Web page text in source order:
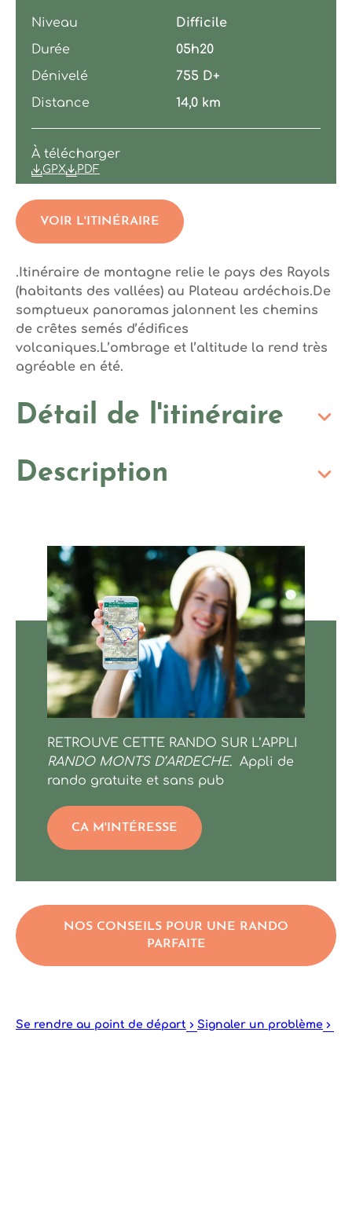
.Itinéraire de montagne relie le pays des Rayols
(habitants des vallées) au Plateau ardéchois.De
somptueux panoramas jalonnent les chemins
de crêtes semés d’édifices
volcaniques.L’ombrage et l’altitude la rend très
agréable en été.
Détail de l'itinéraire
Description
RETROUVE CETTE RANDO SUR L’APPLI
RANDO MONTS D’ARDECHE. Appli de
rando gratuite et sans pub
CA M'INTÉRESSE
NOS CONSEILS POUR UNE RANDO
PARFAITE
Niveau
Difficile
Durée
05h20
Dénivelé
755 D+
Distance
14,0 km
À télécharger
GPX PDF
VOIR L'ITINÉRAIRE
Se rendre au point de départ Signaler un problème